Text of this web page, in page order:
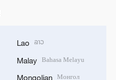
Lao ລາວ
Malay Bahasa Melayu
Mongolian Монгол